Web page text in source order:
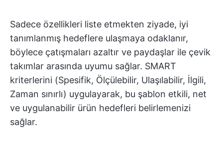
Sadece özellikleri liste etmekten ziyade, iyi
tanımlanmış hedeflere ulaşmaya odaklanır,
böylece çatışmaları azaltır ve paydaşlar ile çevik
takımlar arasında uyumu sağlar. SMART
kriterlerini (Spesifik, Ölçülebilir, Ulaşılabilir, İlgili,
Zaman sınırlı) uygulayarak, bu şablon etkili, net
ve uygulanabilir ürün hedefleri belirlemenizi
sağlar.